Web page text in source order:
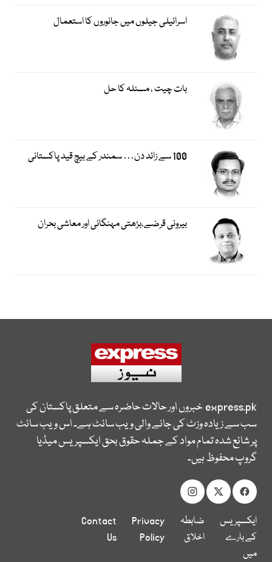
اسرائیلی جیلوں میں جانوروں کا استعمال
بات چیت ، مسئلہ کا حل
100 سے زائد دن… سمندر کے بیچ قید پاکستانی
بیرونی قرضے،بڑھتی مہنگائی اور معاشی بحران
express.pkخبروں اور حالات حاضرہ سے متعلق پاکستان کی
سب سے زیادہ وزٹ کی جانے والی ویب سائٹ ہے۔ اس ویب سائٹ
پر شائع شدہ تمام مواد کے جملہ حقوق بحق ایکسپریس میڈیا
گروپ محفوظ ہیں۔
ایکسپریس
کے بارے
میں
ضابطہ
اخلاق
Privacy
Policy
Contact
Us